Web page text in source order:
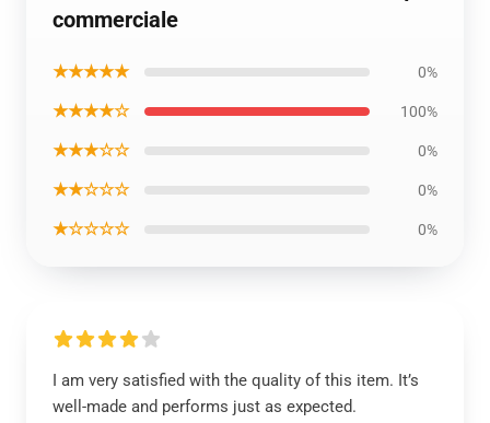
commerciale
★★★★★ 0%
★★★★☆ 100%
★★★☆☆ 0%
★★☆☆☆ 0%
★☆☆☆☆ 0%
I am very satisfied with the quality of this item. It’s
well-made and performs just as expected.